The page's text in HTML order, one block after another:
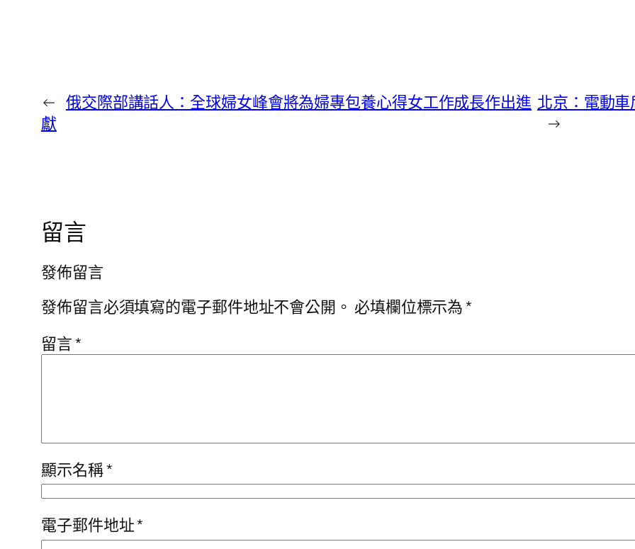
← 俄交際部講話人：全球婦女峰會將為婦專包養心得女工作成長作出進
獻
北京：電動
→
留言
發佈留言
發佈留言必須填寫的電子郵件地址不會公開。 必填欄位標示為*
留言*
顯示名稱*
電子郵件地址*